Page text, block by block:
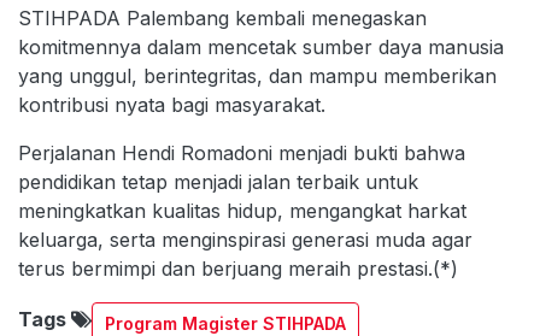
STIHPADA Palembang kembali menegaskan
komitmennya dalam mencetak sumber daya manusia
yang unggul, berintegritas, dan mampu memberikan
kontribusi nyata bagi masyarakat.
Perjalanan Hendi Romadoni menjadi bukti bahwa
pendidikan tetap menjadi jalan terbaik untuk
meningkatkan kualitas hidup, mengangkat harkat
keluarga, serta menginspirasi generasi muda agar
terus bermimpi dan berjuang meraih prestasi.(*)
Tags Program Magister STIHPADA